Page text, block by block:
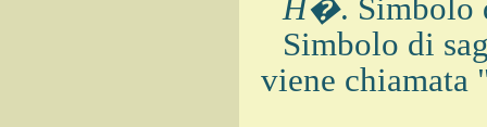
H�. Simbolo
Simbolo di
viene chiamata